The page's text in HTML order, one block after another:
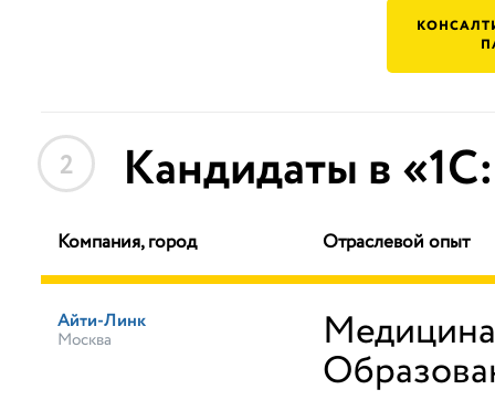
2 Кандидаты в
Компания, город Отраслевой опыт
Айти-Линк
Москва Медицина